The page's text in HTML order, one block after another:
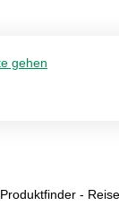
Produktfinder -